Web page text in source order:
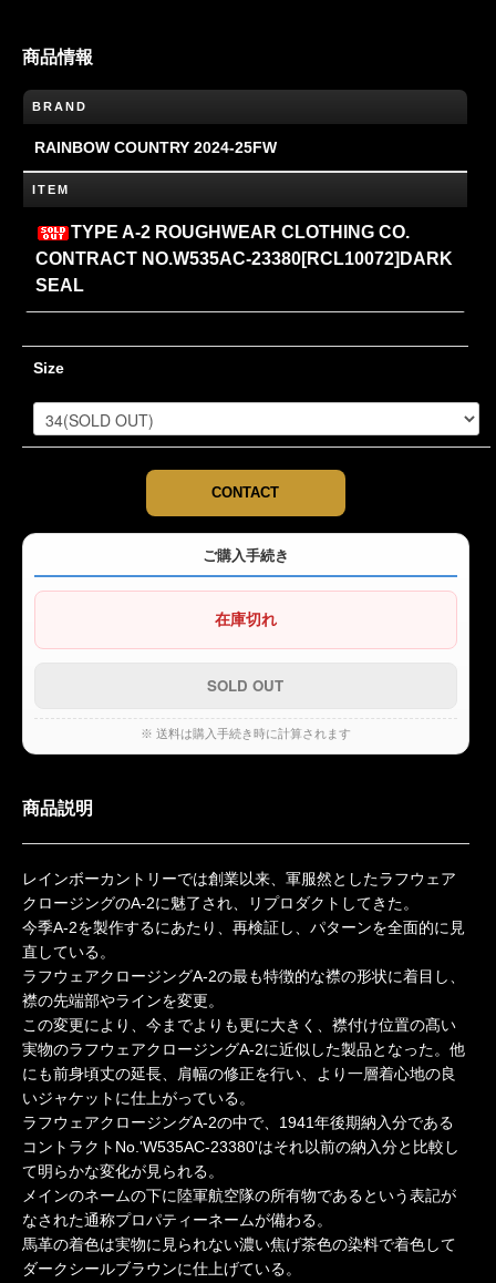
商品情報
BRAND
RAINBOW COUNTRY 2024-25FW
ITEM
TYPE A-2 ROUGHWEAR CLOTHING CO.
CONTRACT NO.W535AC-23380[RCL10072]DARK
SEAL
Size
CONTACT
ご購入手続き
在庫切れ
※ 送料は購入手続き時に計算されます
商品説明
レインボーカントリーでは創業以来、軍服然としたラフウェア
クロージングのA-2に魅了され、リプロダクトしてきた。
今季A-2を製作するにあたり、再検証し、パターンを全面的に見
直している。
ラフウェアクロージングA-2の最も特徴的な襟の形状に着目し、
襟の先端部やラインを変更。
この変更により、今までよりも更に大きく、襟付け位置の髙い
実物のラフウェアクロージングA-2に近似した製品となった。他
にも前身頃丈の延長、肩幅の修正を行い、より一層着心地の良
いジャケットに仕上がっている。
ラフウェアクロージングA-2の中で、1941年後期納入分である
コントラクトNo.'W535AC-23380'はそれ以前の納入分と比較し
て明らかな変化が見られる。
メインのネームの下に陸軍航空隊の所有物であるという表記が
なされた通称プロパティーネームが備わる。
馬革の着色は実物に見られない濃い焦げ茶色の染料で着色して
ダークシールブラウンに仕上げている。